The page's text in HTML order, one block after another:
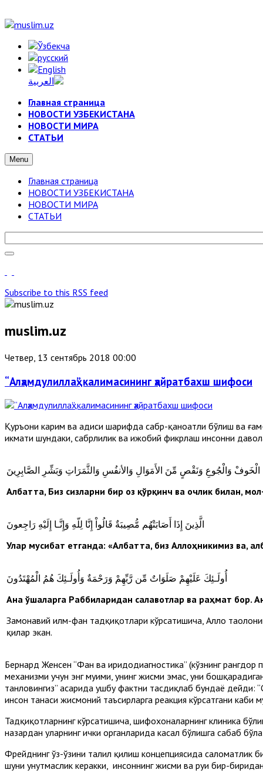
Главная страница
НОВОСТИ УЗБЕКИСТАНА
НОВОСТИ МИРА
СТАТЬИ
Menu
Главная страница
НОВОСТИ УЗБЕКИСТАНА
НОВОСТИ МИРА
СТАТЬИ
Subscribe to this RSS feed
muslim.uz
Четвер, 13 сентябрь 2018 00:00
“Алҳамдулиллаҳ” калимасининг ҳайратбахш шифоси
Қуръони карим ва ҳадиси шарифда сабр-қаноатли бўлиш ва
ҳикмати шундаки, сабрлилик ва ижобий фикрлаш инсонни
وَالْجُوعِ وَنَقْصٍ مِّنَ الأَمَوَالِ وَالأنفُسِ وَالثَّمَرَاتِ وَبَشِّرِ الصَّابِرِينَ
Албатта, Биз сизларни бир оз қўрқинч ва очлик билан,
الَّذِينَ إِذَا أَصَابَتْهُم مُّصِيبَةٌ قَالُواْ إِنَّا لِلّهِ وَإِنَّـا إِلَيْهِ رَاجِعونَ
Улар мусибат етганда: «Албатта, биз Аллоҳникимиз ва,
أُولَـئِكَ عَلَيْهِمْ صَلَوَاتٌ مِّن رَّبِّهِمْ وَرَحْمَةٌ وَأُولَـئِكَ هُمُ الْمُهْتَدُونَ
Ана ўшаларга Раббиларидан салавотлар ва раҳмат бор.
Замонавий илм-фан тадқиқотлари кўрсатишича, Аллоҳ
қилар экан.
Бернард Женсен “Фан ва иридодиагностика” (кўзнинг
механизми учун энг муҳими, унинг жисми эмас, уни
танловингиз” асарида ушбу фактни тасдиқлаб бундаё дейди:
инсон танаси жисмоний таъсирларга реакция кўрсатгани каби
Тадқиқотларнинг кўрсатишича, шифохоналарнинг клиника
назардан уларнинг ички органларида касал бўлишга сабаб
Фрейднинг ўз-ўзини таҳлил қилиш концепциясида
шуни унутмаслик керакки, инсоннинг жисми ва руҳи бир-